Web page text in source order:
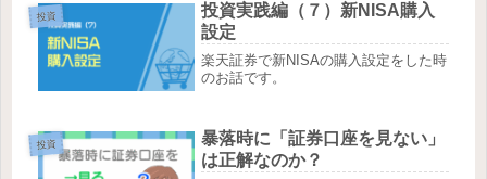
投資
投資実践編（７）新NISA購入
設定
楽天証券で新NISAの購入設定をした時
のお話です。
投資
暴落時に「証券口座を見ない」
は正解なのか？